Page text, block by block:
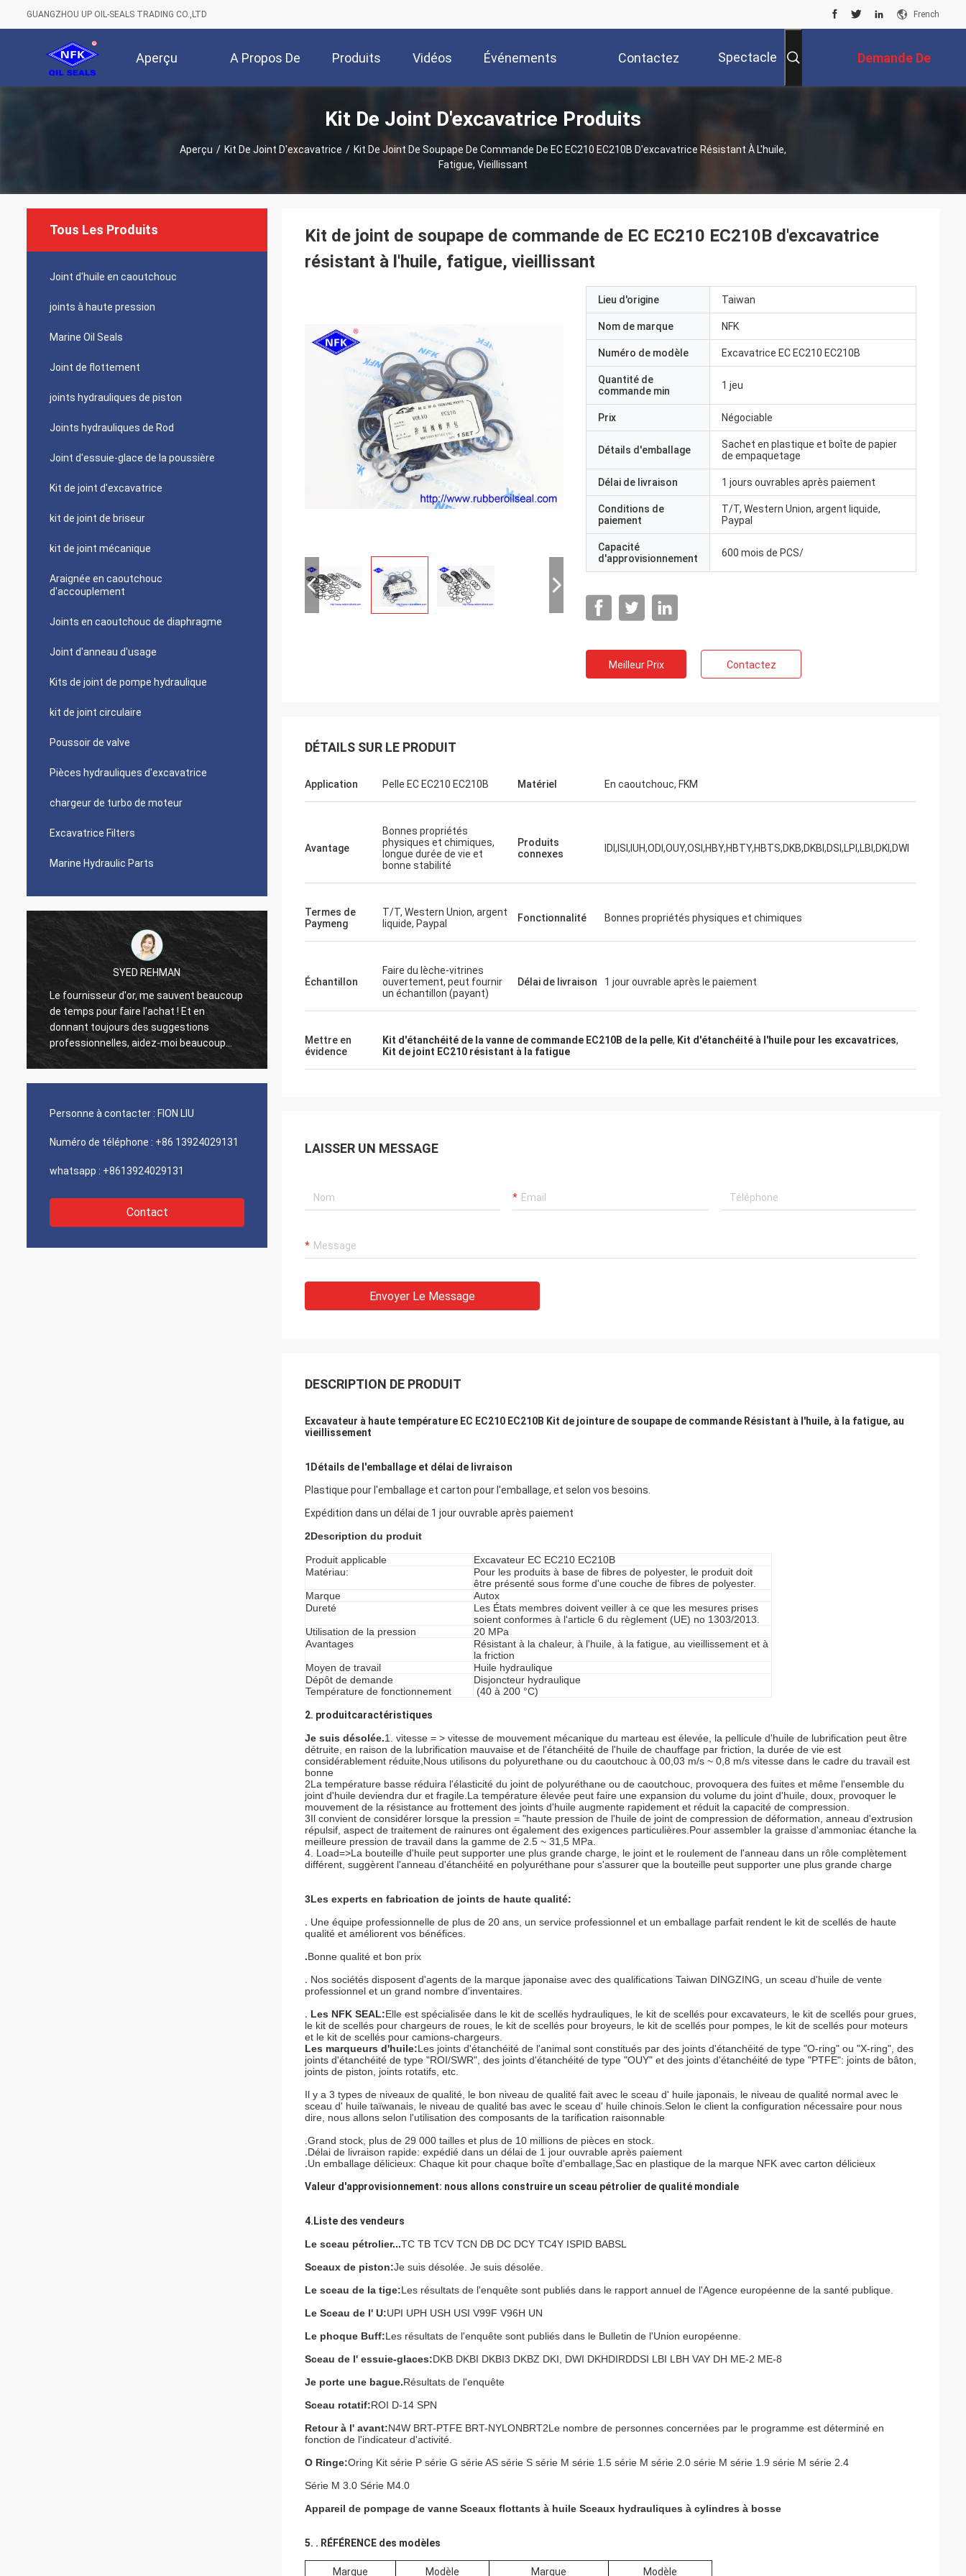
GUANGZHOU UP OIL-SEALS TRADING CO.,LTD French
Aperçu A Propos De Produits Vidéos Événements Contactez Spectacle Demande De
Soumission
Kit De Joint D'excavatrice Produits
Aperçu / Kit De Joint D'excavatrice / Kit De Joint De Soupape De Commande De EC EC210 EC210B D'excavatrice Résistant À L'huile,
Fatigue, Vieillissant
Tous Les Produits
Joint d'huile en caoutchouc
joints à haute pression
Marine Oil Seals
Joint de flottement
joints hydrauliques de piston
Joints hydrauliques de Rod
Joint d'essuie-glace de la poussière
Kit de joint d'excavatrice
kit de joint de briseur
kit de joint mécanique
Araignée en caoutchouc
d'accouplement
Joints en caoutchouc de diaphragme
Joint d'anneau d'usage
Kits de joint de pompe hydraulique
kit de joint circulaire
Poussoir de valve
Pièces hydrauliques d'excavatrice
chargeur de turbo de moteur
Excavatrice Filters
Marine Hydraulic Parts
SYED REHMAN
Le fournisseur d'or, me sauvent beaucoup
de temps pour faire l'achat ! Et en
donnant toujours des suggestions
professionnelles, aidez-moi beaucoup
dans les affaires ! Merci ! Tout dans le
haute qualité trop et contactera votre
Mutakilwa Wilson Afrique
Les vieux clients, choses sont toujours
comme d'habitude, les produits d'agence
de coût exceptionnelle. Expédition rapide
et servic très bon je recommande mérite
suggestions professionnelles, des
auront le long coopertion à l'avenir.
Personne à contacter : FION LIU
Numéro de téléphone : +86 13924029131
whatsapp : +8613924029131
Contact
Kit de joint de soupape de commande de EC EC210 EC210B d'excavatrice
résistant à l'huile, fatigue, vieillissant
Lieu d'origine Taiwan
Nom de marque NFK
Numéro de modèle Excavatrice EC EC210 EC210B
Quantité de
commande min
1 jeu
Prix Négociable
Détails d'emballage
Sachet en plastique et boîte de papier
de empaquetage
Délai de livraison 1 jours ouvrables après paiement
Conditions de
paiement
T/T, Western Union, argent liquide,
Paypal
Capacité
d'approvisionnement
600 mois de PCS/
Meilleur Prix Contactez
DÉTAILS SUR LE PRODUIT
Application Pelle EC EC210 EC210B Matériel En caoutchouc, FKM
Avantage
Bonnes propriétés
physiques et chimiques,
longue durée de vie et
bonne stabilité
Produits
connexes
IDI,ISI,IUH,ODI,OUY,OSI,HBY,HBTY,HBTS,DKB,DKBI,DSI,LPI,LBI,DKI,DWI
Termes de
Paymeng
T/T, Western Union, argent
liquide, Paypal
Fonctionnalité Bonnes propriétés physiques et chimiques
Échantillon
Faire du lèche-vitrines
ouvertement, peut fournir
un échantillon (payant)
Délai de livraison 1 jour ouvrable après le paiement
Mettre en
évidence
Kit d'étanchéité de la vanne de commande EC210B de la pelle, Kit d'étanchéité à l'huile pour les excavatrices,
Kit de joint EC210 résistant à la fatigue
LAISSER UN MESSAGE
Envoyer Le Message
DESCRIPTION DE PRODUIT
Excavateur à haute température EC EC210 EC210B Kit de jointure de soupape de commande Résistant à l'huile, à la fatigue, au
vieillissement
1Détails de l'emballage et délai de livraison
Plastique pour l'emballage et carton pour l'emballage, et selon vos besoins.
Expédition dans un délai de 1 jour ouvrable après paiement
2Description du produit
Produit applicable
Excavateur EC EC210 EC210B
Matériau:
Pour les produits à base de fibres de polyester, le produit doit
être présenté sous forme d'une couche de fibres de polyester.
Marque
Autox
Dureté
Les États membres doivent veiller à ce que les mesures prises
soient conformes à l'article 6 du règlement (UE) no 1303/2013.
Utilisation de la pression
20 MPa
Avantages
Résistant à la chaleur, à l'huile, à la fatigue, au vieillissement et à
la friction
Moyen de travail
Huile hydraulique
Dépôt de demande
Température de fonctionnement
Disjoncteur hydraulique
(40 à 200 °C)
2. produitcaractéristiques
Je suis désolée.1. vitesse = > vitesse de mouvement mécanique du marteau est élevée, la pellicule d'huile de lubrification peut être
détruite, en raison de la lubrification mauvaise et de l'étanchéité de l'huile de chauffage par friction, la durée de vie est
considérablement réduite,Nous utilisons du polyurethane ou du caoutchouc à 00,03 m/s ~ 0,8 m/s vitesse dans le cadre du travail est
bonne
2La température basse réduira l'élasticité du joint de polyuréthane ou de caoutchouc, provoquera des fuites et même l'ensemble du
joint d'huile deviendra dur et fragile.La température élevée peut faire une expansion du volume du joint d'huile, doux, provoquer le
mouvement de la résistance au frottement des joints d'huile augmente rapidement et réduit la capacité de compression.
3Il convient de considérer lorsque la pression = "haute pression de l'huile de joint de compression de déformation, anneau d'extrusion
répulsif, aspect de traitement de rainures ont également des exigences particulières.Pour assembler la graisse d'ammoniac étanche la
meilleure pression de travail dans la gamme de 2.5 ~ 31,5 MPa.
4. Load=>La bouteille d'huile peut supporter une plus grande charge, le joint et le roulement de l'anneau dans un rôle complètement
différent, suggèrent l'anneau d'étanchéité en polyuréthane pour s'assurer que la bouteille peut supporter une plus grande charge
3Les experts en fabrication de joints de haute qualité:
. Une équipe professionnelle de plus de 20 ans, un service professionnel et un emballage parfait rendent le kit de scellés de haute
qualité et améliorent vos bénéfices.
.Bonne qualité et bon prix
. Nos sociétés disposent d'agents de la marque japonaise avec des qualifications Taiwan DINGZING, un sceau d'huile de vente
professionnel et un grand nombre d'inventaires.
. Les NFK SEAL:Elle est spécialisée dans le kit de scellés hydrauliques, le kit de scellés pour excavateurs, le kit de scellés pour grues,
le kit de scellés pour chargeurs de roues, le kit de scellés pour broyeurs, le kit de scellés pour pompes, le kit de scellés pour moteurs
et le kit de scellés pour camions-chargeurs.
Les marqueurs d'huile:Les joints d'étanchéité de l'animal sont constitués par des joints d'étanchéité de type "O-ring" ou "X-ring", des
joints d'étanchéité de type "ROI/SWR", des joints d'étanchéité de type "OUY" et des joints d'étanchéité de type "PTFE": joints de bâton,
joints de piston, joints rotatifs, etc.
Il y a 3 types de niveaux de qualité, le bon niveau de qualité fait avec le sceau d' huile japonais, le niveau de qualité normal avec le
sceau d' huile taïwanais, le niveau de qualité bas avec le sceau d' huile chinois.Selon le client la configuration nécessaire pour nous
dire, nous allons selon l'utilisation des composants de la tarification raisonnable
Grand stock, plus de 29 000 tailles et plus de 10 millions de pièces en stock.
.Délai de livraison rapide: expédié dans un délai de 1 jour ouvrable après paiement
.Un emballage délicieux: Chaque kit pour chaque boîte d'emballage, Sac en plastique de la marque NFK avec carton délicieux
Valeur d'approvisionnement: nous allons construire un sceau pétrolier de qualité mondiale
4. Liste des vendeurs
Le sceau pétrolier...TC TB TCV TCN DB DC DCY TC4Y ISPID BABSL
Sceaux de piston:Je suis désolée. Je suis désolée.
Le sceau de la tige:Les résultats de l'enquête sont publiés dans le rapport annuel de l'Agence européenne de la santé publique.
Le Sceau de l' U:UPI UPH USH USI V99F V96H UN
Le phoque Buff:Les résultats de l'enquête sont publiés dans le Bulletin de l'Union européenne.
Sceau de l' essuie-glaces:DKB DKBI DKBI3 DKBZ DKI, DWI DKHDIRDDSI LBI LBH VAY DH ME-2 ME-8
Je porte une bague.Résultats de l'enquête
Sceau rotatif:ROI D-14 SPN
Retour à l' avant:N4W BRT-PTFE BRT-NYLONBRT2Le nombre de personnes concernées par le programme est déterminé en
fonction de l'indicateur d'activité.
O Ringe:Oring Kit série P série G série AS série S série M série 1.5 série M série 2.0 série M série 1.9 série M série 2.4
Série M 3.0 Série M4.0
Appareil de pompage de vanneSceaux flottants à huile Sceaux hydrauliques à cylindres à bosse
5. . RÉFÉRENCE des modèles
Marque Modèle Marque Modèle